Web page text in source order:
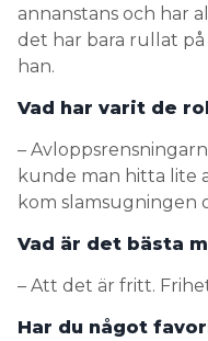
annanstans och har
det har bara rullat på
han.
Vad har varit de
–
kunde man hitta lite
kom slamsugningen
Vad är det bästa
– Att det är fritt.
Har du något